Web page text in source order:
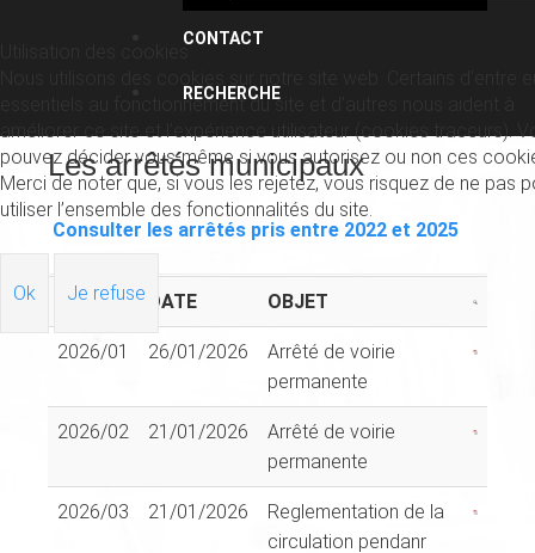
CONTACT
RECHERCHE
Les arrêtés municipaux
Consulter les arrêtés pris entre 2022 et 2025
N° DATE OBJET
2026/01 26/01/2026
Arrêté de voirie
permanente
2026/02 21/01/2026
Arrêté de voirie
permanente
2026/03 21/01/2026
Reglementation de la
circulation pendanr
Utilisation des cookies
essentiels au fonctionnement du site et d’autres nous aident à
pouvez décider vous-même si vous autorisez ou non ces
Merci de noter que, si vous les rejetez, vous risquez de ne pas
utiliser l’ensemble des fonctionnalités du site.
Ok Je refuse